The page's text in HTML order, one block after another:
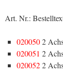
Art. Nr.:
0200502
020051 2
0200522